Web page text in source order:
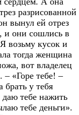
разрисованной
вынул ей отрез
и они сошлись в
возьму кусок и
тогда женщина
вот владелец
– «Горе тебе! –
у тебя
даю тебе нажить
тебе деньги».